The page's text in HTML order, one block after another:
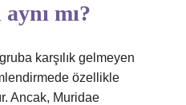
mı?
karşılık gelmeyen
özellikle
Ancak, Muridae